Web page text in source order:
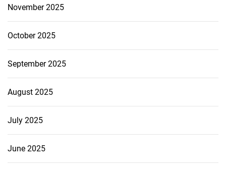
November 2025
October 2025
September 2025
August 2025
July 2025
June 2025